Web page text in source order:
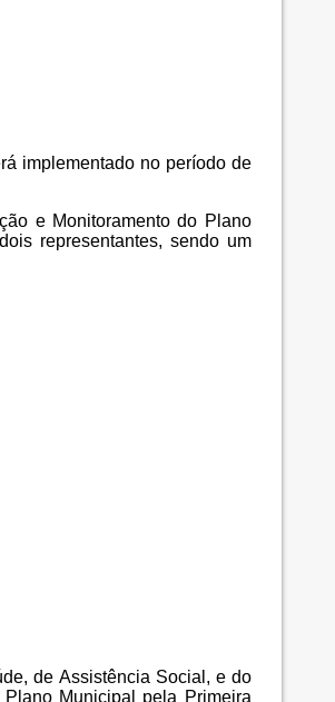
implementado no período de
e Monitoramento do Plano
representantes, sendo um
de Assistência Social, e do
Municipal pela Primeira